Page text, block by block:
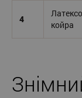
4
койра